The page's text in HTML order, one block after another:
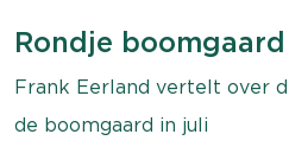
Rondje
Frank Eerland vertelt over
de boomgaard in juli